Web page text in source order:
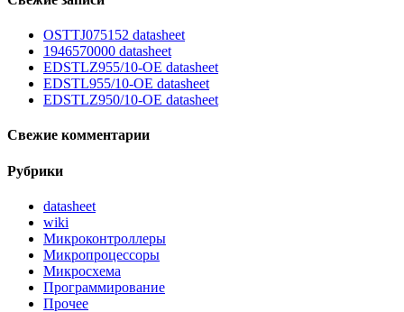
OSTTJ075152 datasheet
1946570000 datasheet
EDSTLZ955/10-OE datasheet
EDSTL955/10-OE datasheet
EDSTLZ950/10-OE datasheet
Свежие комментарии
Рубрики
datasheet
wiki
Микроконтроллеры
Микропроцессоры
Микросхема
Программирование
Прочее